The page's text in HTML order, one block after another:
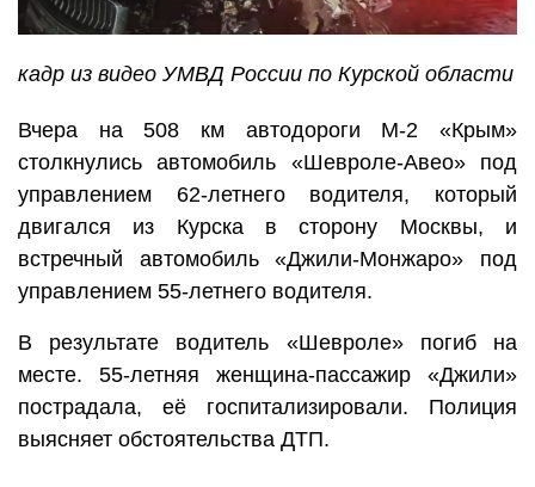
кадр из видео УМВД России по Курской области
Вчера на 508 км автодороги М-2 «Крым»
столкнулись автомобиль «Шевроле-Авео» под
управлением 62-летнего водителя, который
двигался из Курска в сторону Москвы, и
встречный автомобиль «Джили-Монжаро» под
управлением 55-летнего водителя.
В результате водитель «Шевроле» погиб на
месте. 55-летняя женщина-пассажир «Джили»
пострадала, её госпитализировали. Полиция
выясняет обстоятельства ДТП.